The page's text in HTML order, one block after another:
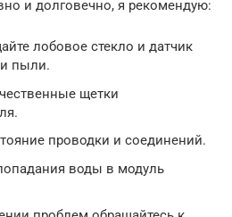
и долговечно, я рекомендую:
лобовое стекло и датчик
пыли.
щетки
проводки и соединений.
воды в модуль